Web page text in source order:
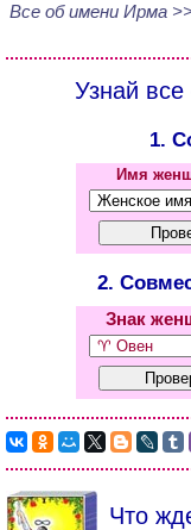
Все об имени Ирма
Узнай
1.
Имя
2.
Знак
Что